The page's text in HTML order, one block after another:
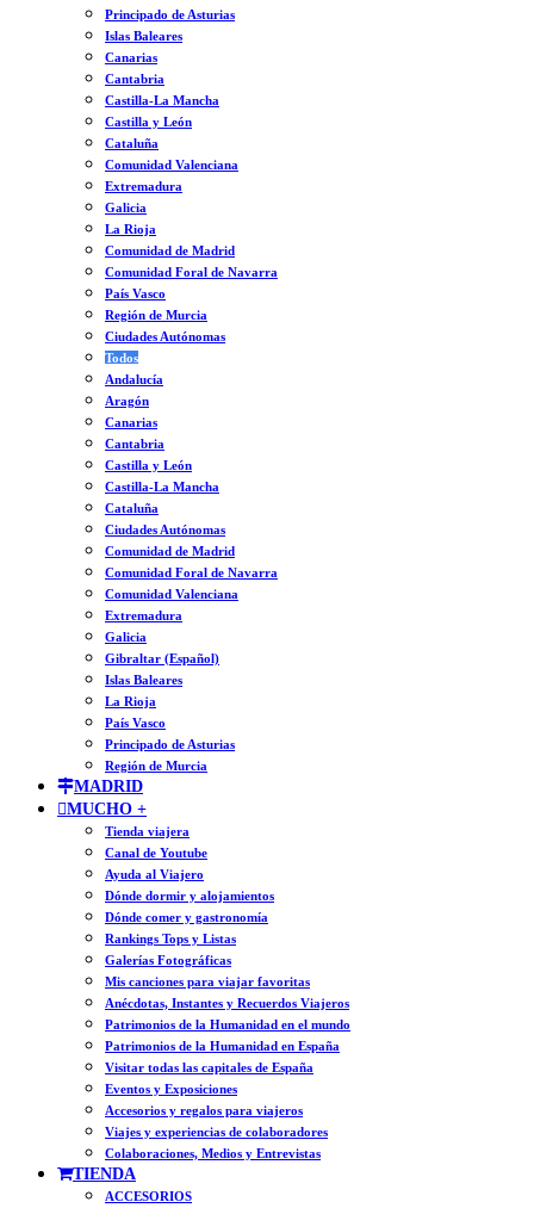
Principado de Asturias
Islas Baleares
Canarias
Cantabria
Castilla-La Mancha
Castilla y León
Cataluña
Comunidad Valenciana
Extremadura
Galicia
La Rioja
Comunidad de Madrid
Comunidad Foral de Navarra
País Vasco
Región de Murcia
Ciudades Autónomas
Todos
Andalucía
Aragón
Canarias
Cantabria
Castilla y León
Castilla-La Mancha
Cataluña
Ciudades Autónomas
Comunidad de Madrid
Comunidad Foral de Navarra
Comunidad Valenciana
Extremadura
Galicia
Gibraltar (Español)
Islas Baleares
La Rioja
País Vasco
Principado de Asturias
Región de Murcia
MADRID
MUCHO +
Tienda viajera
Canal de Youtube
Ayuda al Viajero
Dónde dormir y alojamientos
Dónde comer y gastronomía
Rankings Tops y Listas
Galerías Fotográficas
Mis canciones para viajar favoritas
Anécdotas, Instantes y Recuerdos Viajeros
Patrimonios de la Humanidad en el mundo
Patrimonios de la Humanidad en España
Visitar todas las capitales de España
Eventos y Exposiciones
Accesorios y regalos para viajeros
Viajes y experiencias de colaboradores
Colaboraciones, Medios y Entrevistas
TIENDA
ACCESORIOS